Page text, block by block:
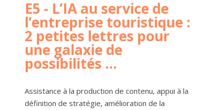
E5 - L’IA au service de
l’entreprise touristique :
2 petites lettres pour
une galaxie de
possibilités …
Assistance à la production de contenu, appui à la
définition de stratégie, amélioration de la